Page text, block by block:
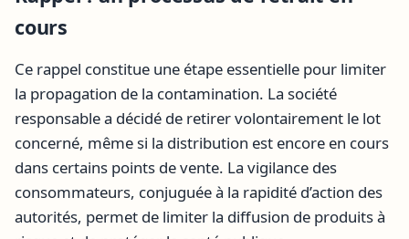
cours
Ce rappel constitue une étape essentielle pour limiter
la propagation de la contamination. La société
responsable a décidé de retirer volontairement le lot
concerné, même si la distribution est encore en cours
dans certains points de vente. La vigilance des
consommateurs, conjuguée à la rapidité d’action des
autorités, permet de limiter la diffusion de produits à